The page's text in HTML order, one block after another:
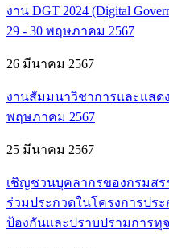
งาน DGT 2024 (Digital
29 - 30 พฤษภาคม 2567
26 มีนาคม 2567
งานสัมมนาวิชาการและแสด
พฤษภาคม 2567
25 มีนาคม 2567
เชิญชวนบุคลากรของกรมสร
ร่วมประกวดในโครงการปร
ป้องกันและปราบปรามการทุ